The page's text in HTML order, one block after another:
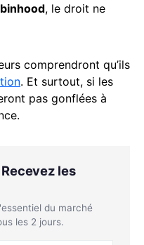
, le droit ne
comprendront qu’ils
. Et surtout, si les
pas gonflées à
les
du marché
les 2 jours.